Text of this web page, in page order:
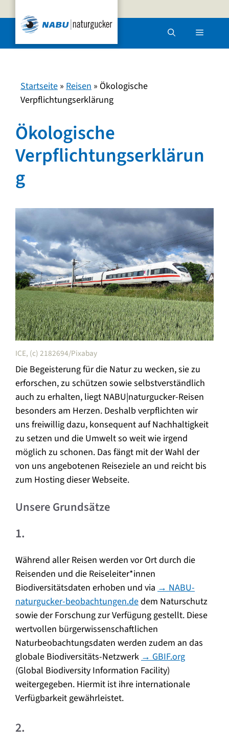
Inhalt
springen
Menü
Startseite » Reisen » Ökologische
Verpflichtungserklärung
Ökologische
Verpflichtungserklärun
g
ICE, (c) 2182694/Pixabay
Die Begeisterung für die Natur zu wecken, sie zu
erforschen, zu schützen sowie selbstverständlich
auch zu erhalten, liegt NABU|naturgucker-Reisen
besonders am Herzen. Deshalb verpflichten wir
uns freiwillig dazu, konsequent auf Nachhaltigkeit
zu setzen und die Umwelt so weit wie irgend
möglich zu schonen. Das fängt mit der Wahl der
von uns angebotenen Reiseziele an und reicht bis
zum Hosting dieser Webseite.
Unsere Grundsätze
1.
Während aller Reisen werden vor Ort durch die
Reisenden und die Reiseleiter*innen
Biodiversitätsdaten erhoben und via → NABU-
naturgucker-beobachtungen.dedem Naturschutz
sowie der Forschung zur Verfügung gestellt. Diese
wertvollen bürgerwissenschaftlichen
Naturbeobachtungsdaten werden zudem an das
globale Biodiversitäts-Netzwerk → GBIF.org
(Global Biodiversity Information Facility)
weitergegeben. Hiermit ist ihre internationale
Verfügbarkeit gewährleistet.
2.